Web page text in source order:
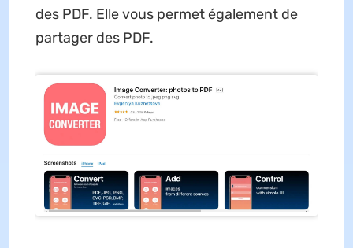
des PDF. Elle vous permet également de
partager des PDF.